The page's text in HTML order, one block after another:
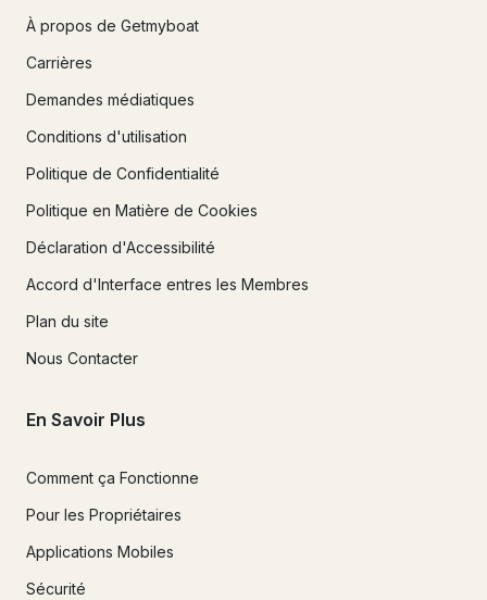
À propos de Getmyboat
Carrières
Demandes médiatiques
Conditions d'utilisation
Politique de Confidentialité
Politique en Matière de Cookies
Déclaration d'Accessibilité
Accord d'Interface entres les Membres
Plan du site
Nous Contacter
En Savoir Plus
Comment ça Fonctionne
Pour les Propriétaires
Applications Mobiles
Sécurité